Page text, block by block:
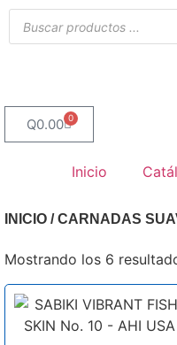
Q0.00 0
Inicio
INICIO / CARNADAS
Mostrando los 6